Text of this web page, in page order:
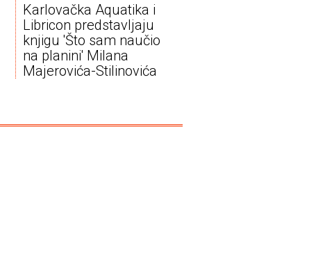
Karlovačka Aquatika i
Libricon predstavljaju
knjigu 'Što sam naučio
na planini' Milana
Majerovića-Stilinovića